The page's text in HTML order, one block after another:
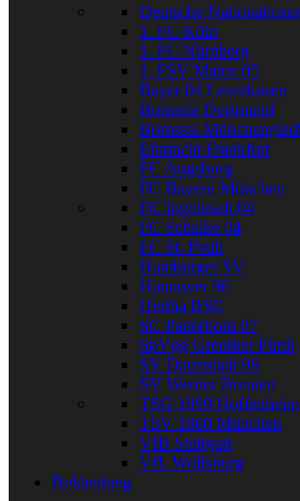
Deutsche
1. FC Köln
1. FC Nürnberg
1. FSV Mainz 05
Bayer 04 Leverkusen
Borussia Dortmund
Borussia
Eintracht Frankfurt
FC Augsburg
FC Bayern München
FC Ingolstadt 04
FC Schalke 04
FC St. Pauli
Hamburger SV
Hannover 96
Hertha BSC
SC Paderborn 07
SpVgg Greuther Fürth
SV Darmstadt 98
SV Werder Bremen
TSG 1899 Hoffenheim
TSV 1860 München
VfB Stuttgart
VfL Wolfsburg
Bekleidung